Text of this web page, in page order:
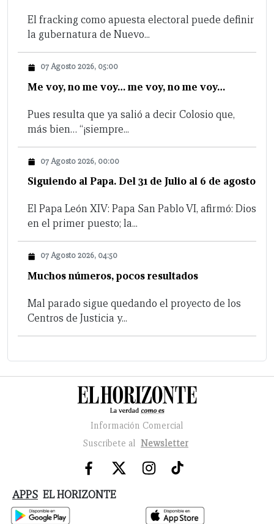
El fracking como apuesta electoral puede definir
la gubernatura de Nuevo...
07 Agosto 2026, 05:00
Me voy, no me voy… me voy, no me voy…
Pues resulta que ya salió a decir Colosio que,
más bien… “¡siempre...
07 Agosto 2026, 00:00
Siguiendo al Papa. Del 31 de Julio al 6 de agosto
El Papa León XIV: Papa San Pablo VI, afirmó: Dios
en el primer puesto; la...
07 Agosto 2026, 04:50
Muchos números, pocos resultados
Mal parado sigue quedando el proyecto de los
Centros de Justicia y...
Información Comercial
Suscribete al
Newsletter
APPS EL HORIZONTE